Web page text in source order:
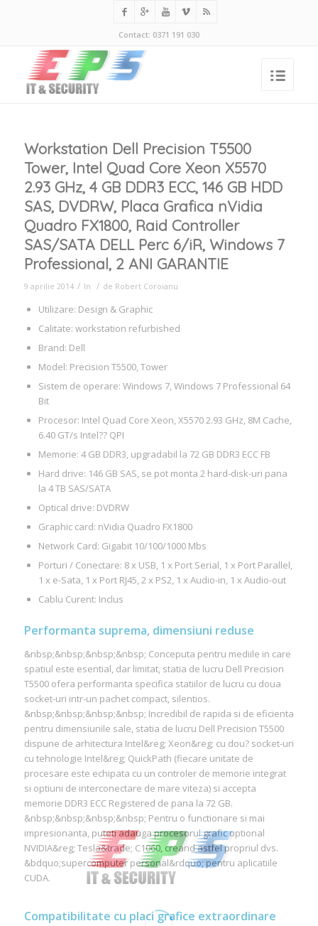
Contact: 0371 191 030
Workstation Dell Precision T5500
Tower, Intel Quad Core Xeon X5570
2.93 GHz, 4 GB DDR3 ECC, 146 GB HDD
SAS, DVDRW, Placa Grafica nVidia
Quadro FX1800, Raid Controller
SAS/SATA DELL Perc 6/iR, Windows 7
Professional, 2 ANI GARANTIE
9 aprilie 2014 / în / de Robert Coroianu
Utilizare: Design & Graphic
Calitate: workstation refurbished
Brand: Dell
Model: Precision T5500, Tower
Sistem de operare: Windows 7, Windows 7 Professional 64
Bit
Procesor: Intel Quad Core Xeon, X5570 2.93 GHz, 8M Cache,
6.40 GT/s Intel?? QPI
Memorie: 4 GB DDR3, upgradabil la 72 GB DDR3 ECC FB
Hard drive: 146 GB SAS, se pot monta 2 hard-disk-uri pana
la 4 TB SAS/SATA
Optical drive: DVDRW
Graphic card: nVidia Quadro FX1800
Network Card: Gigabit 10/100/1000 Mbs
Porturi / Conectare: 8 x USB, 1 x Port Serial, 1 x Port Parallel,
1 x e-Sata, 1 x Port RJ45, 2 x PS2, 1 x Audio-in, 1 x Audio-out
Cablu Curent: Inclus
Performanta suprema, dimensiuni reduse
&nbsp;&nbsp;&nbsp;&nbsp; Conceputa pentru mediile in care
spatiul este esential, dar limitat, statia de lucru Dell Precision
T5500 ofera performanta specifica statiilor de lucru cu doua
socket-uri intr-un pachet compact, silentios.
&nbsp;&nbsp;&nbsp;&nbsp; Incredibil de rapida si de eficienta
pentru dimensiunile sale, statia de lucru Dell Precision T5500
dispune de arhitectura Intel&reg; Xeon&reg; cu dou? socket-uri
cu tehnologie Intel&reg; QuickPath (fiecare unitate de
procesare este echipata cu un controler de memorie integrat
si optiuni de interconectare de mare viteza) si accepta
memorie DDR3 ECC Registered de pana la 72 GB.
&nbsp;&nbsp;&nbsp;&nbsp; Pentru o functionare si mai
impresionanta, puteti adauga procesorul grafic optional
NVIDIA&reg; Tesla&trade; C1060, creand astfel propriul dvs.
&bdquo;supercomputer personal&rdquo; pentru aplicatiile
CUDA.
Compatibilitate cu placi grafice extraordinare